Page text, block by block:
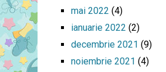
mai 2022 (4)
ianuarie 2022 (2)
decembrie 2021 (9)
noiembrie 2021 (4)